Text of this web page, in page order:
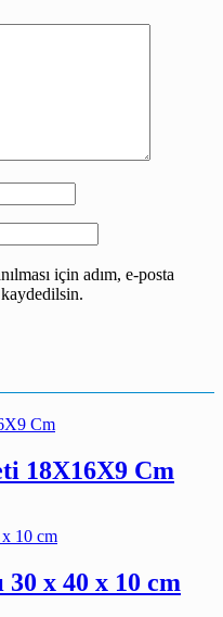
için adım, e-posta
kaydedilsin.
18X16X9 Cm
30 x 40 x 10 cm